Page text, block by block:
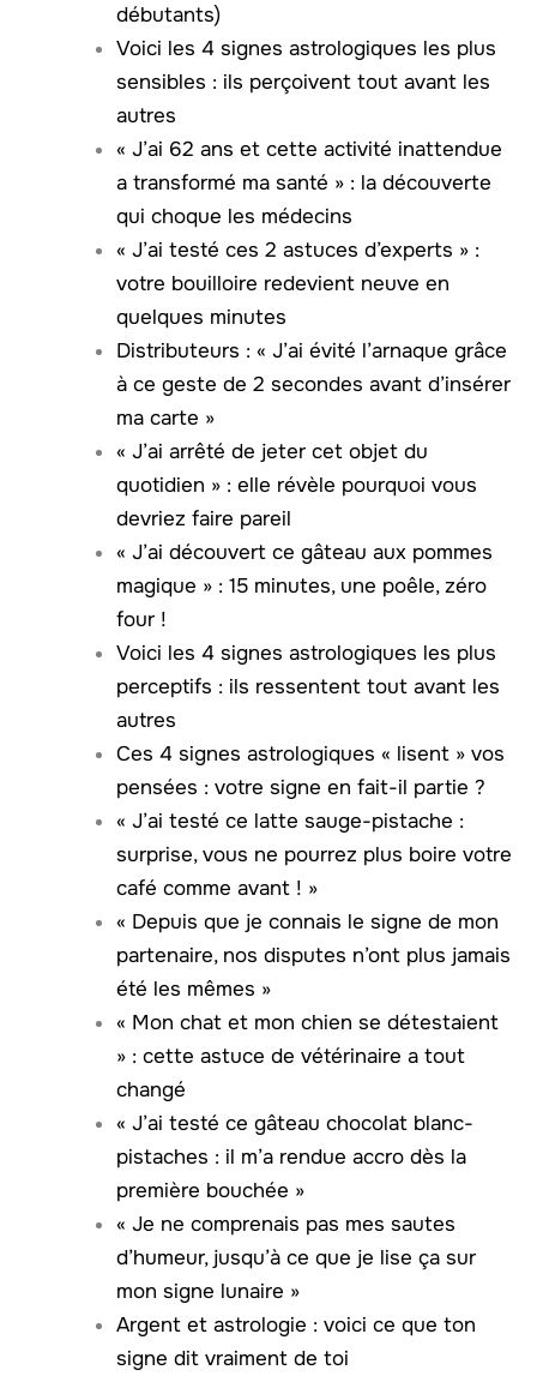
débutants)
Voici les 4 signes astrologiques les plus
sensibles : ils perçoivent tout avant les
autres
« J’ai 62 ans et cette activité inattendue
a transformé ma santé » : la découverte
qui choque les médecins
« J’ai testé ces 2 astuces d’experts » :
votre bouilloire redevient neuve en
quelques minutes
Distributeurs : « J’ai évité l’arnaque grâce
à ce geste de 2 secondes avant d’insérer
ma carte »
« J’ai arrêté de jeter cet objet du
quotidien » : elle révèle pourquoi vous
devriez faire pareil
« J’ai découvert ce gâteau aux pommes
magique » : 15 minutes, une poêle, zéro
four !
Voici les 4 signes astrologiques les plus
perceptifs : ils ressentent tout avant les
autres
Ces 4 signes astrologiques « lisent » vos
pensées : votre signe en fait-il partie ?
« J’ai testé ce latte sauge-pistache :
surprise, vous ne pourrez plus boire votre
café comme avant ! »
« Depuis que je connais le signe de mon
partenaire, nos disputes n’ont plus jamais
été les mêmes »
« Mon chat et mon chien se détestaient
» : cette astuce de vétérinaire a tout
changé
« J’ai testé ce gâteau chocolat blanc-
pistaches : il m’a rendue accro dès la
première bouchée »
« Je ne comprenais pas mes sautes
d’humeur, jusqu’à ce que je lise ça sur
mon signe lunaire »
Argent et astrologie : voici ce que ton
signe dit vraiment de toi